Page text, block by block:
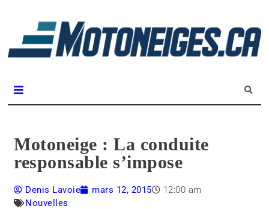
Motoneige : La conduite
responsable s’impose
Denis Lavoie mars 12, 2015
12:00 am
Nouvelles